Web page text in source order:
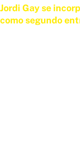
Jordi Gay se
como segundo